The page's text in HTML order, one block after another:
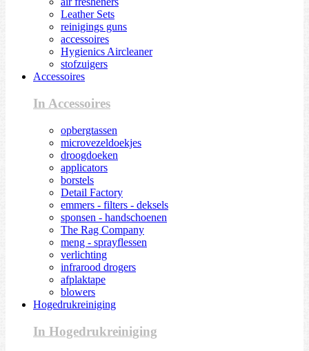
Leather Sets
reinigings guns
accessoires
Hygienics Aircleaner
stofzuigers
Accessoires
In Accessoires
opbergtassen
microvezeldoekjes
droogdoeken
applicators
borstels
Detail Factory
emmers - filters - deksels
sponsen - handschoenen
The Rag Company
meng - sprayflessen
verlichting
infrarood drogers
afplaktape
blowers
Hogedrukreiniging
In Hogedrukreiniging